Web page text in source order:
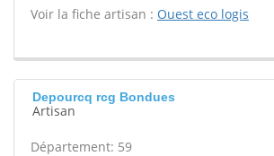
Voir la fiche artisan : Ouest eco logis
Depourcq rcg Bondues
Artisan
Département: 59